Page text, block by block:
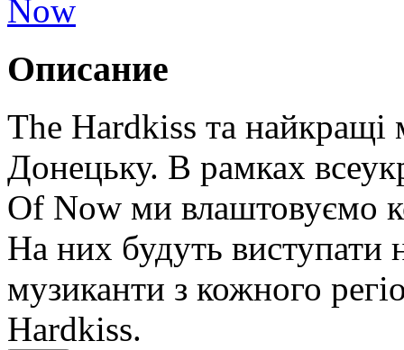
Описание
The Hardkiss та найкращі
Донецьку. В рамках
Of Now ми влаштовуємо
На них будуть виступати
музиканти з кожного
Hardkiss.